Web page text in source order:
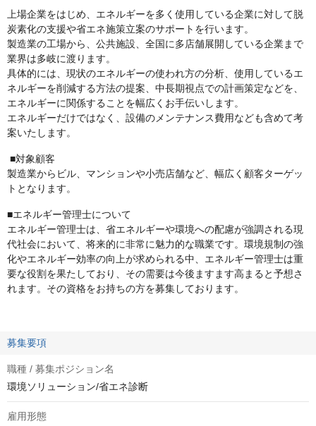
上場企業をはじめ、エネルギーを多く使用している企業に対して脱
炭素化の支援や省エネ施策立案のサポートを行います。
製造業の工場から、公共施設、全国に多店舗展開している企業まで
業界は多岐に渡ります。
具体的には、現状のエネルギーの使われ方の分析、使用しているエ
ネルギーを削減する方法の提案、中長期視点での計画策定などを、
エネルギーに関係することを幅広くお手伝いします。
エネルギーだけではなく、設備のメンテナンス費用なども含めて考
案いたします。
■対象顧客
製造業からビル、マンションや小売店舗など、幅広く顧客ターゲッ
トとなります。
■エネルギー管理士について
エネルギー管理士は、省エネルギーや環境への配慮が強調される現
代社会において、将来的に非常に魅力的な職業です。環境規制の強
化やエネルギー効率の向上が求められる中、エネルギー管理士は重
要な役割を果たしており、その需要は今後ますます高まると予想さ
れます。その資格をお持ちの方を募集しております。
募集要項
職種 / 募集ポジション名
環境ソリューション/省エネ診断
雇用形態